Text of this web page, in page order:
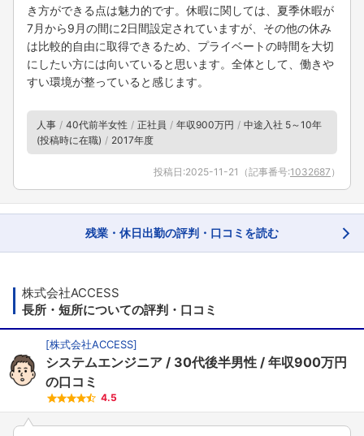
き方ができる点は魅力的です。休暇に関しては、夏季休暇が
7月から9月の間に2日間設定されていますが、その他の休み
は比較的自由に取得できるため、プライベートの時間を大切
にしたい方には向いていると思います。全体として、働きや
すい環境が整っていると感じます。
人事 40代前半女性 正社員 年収900万円
中途入社 5～10年
(投稿時に在職)
2017年度
投稿日:2025-11-21 （記事番号:1032687 ）
残業・休日出勤の評判・口コミを読む
株式会社ACCESS
長所・短所についての評判・口コミ
[株式会社ACCESS]
システムエンジニア 30代後半男性
年収900万円
の口コミ
4.5